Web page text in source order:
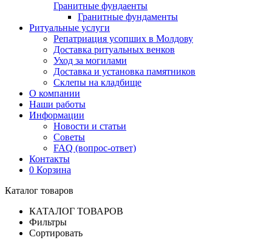
Гранитные фундаенты
Гранитные фундаменты
Ритуальные услуги
Репатриация усопших в Молдову
Доставка ритуальных венков
Уход за могилами
Доставка и установка памятников
Склепы на кладбище
О компании
Наши работы
Информации
Новости и статьи
Советы
FAQ (вопрос-ответ)
Контакты
0 Корзина
Каталог товаров
КАТАЛОГ ТОВАРОВ
Фильтры
Сортировать